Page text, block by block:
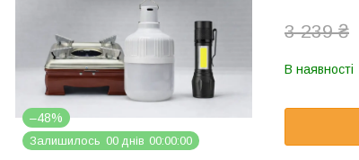
–48%
Залишилось 00 днів 00 00 00
3 239 ₴
В наявності